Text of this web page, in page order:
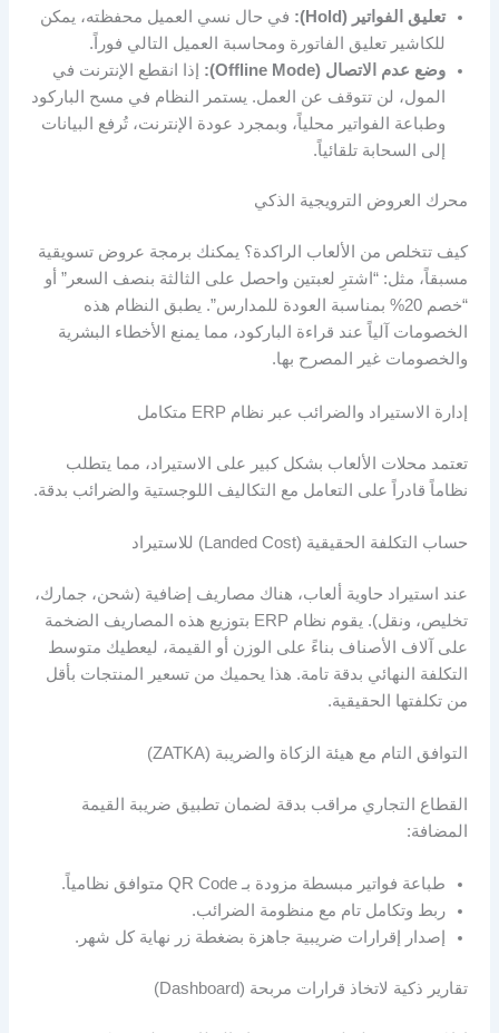
تعليق الفواتير (Hold):
في حال نسي العميل محفظته، يمكن
للكاشير تعليق الفاتورة ومحاسبة العميل التالي فوراً.
وضع عدم الاتصال (Offline Mode):
إذا انقطع الإنترنت في
المول، لن تتوقف عن العمل. يستمر النظام في مسح الباركود
وطباعة الفواتير محلياً، وبمجرد عودة الإنترنت، تُرفع البيانات
إلى السحابة تلقائياً.
محرك العروض الترويجية الذكي
كيف تتخلص من الألعاب الراكدة؟ يمكنك برمجة عروض تسويقية
مسبقاً، مثل: “اشترِ لعبتين واحصل على الثالثة بنصف السعر” أو
“خصم 20% بمناسبة العودة للمدارس”. يطبق النظام هذه
الخصومات آلياً عند قراءة الباركود، مما يمنع الأخطاء البشرية
والخصومات غير المصرح بها.
إدارة الاستيراد والضرائب عبر نظام ERP متكامل
تعتمد محلات الألعاب بشكل كبير على الاستيراد، مما يتطلب
نظاماً قادراً على التعامل مع التكاليف اللوجستية والضرائب بدقة.
حساب التكلفة الحقيقية (Landed Cost) للاستيراد
عند استيراد حاوية ألعاب، هناك مصاريف إضافية (شحن، جمارك،
تخليص، ونقل). يقوم نظام ERP بتوزيع هذه المصاريف الضخمة
على آلاف الأصناف بناءً على الوزن أو القيمة، ليعطيك متوسط
التكلفة النهائي بدقة تامة. هذا يحميك من تسعير المنتجات بأقل
من تكلفتها الحقيقية.
التوافق التام مع هيئة الزكاة والضريبة (ZATKA)
القطاع التجاري مراقب بدقة لضمان تطبيق ضريبة القيمة
المضافة:
طباعة فواتير مبسطة مزودة بـ QR Code متوافق نظامياً.
ربط وتكامل تام مع منظومة الضرائب.
إصدار إقرارات ضريبية جاهزة بضغطة زر نهاية كل شهر.
تقارير ذكية لاتخاذ قرارات مربحة (Dashboard)